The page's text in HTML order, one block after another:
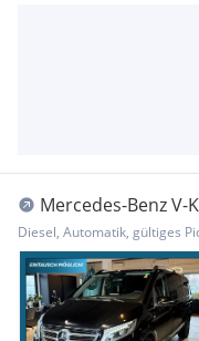
Mercedes-Benz V-
Matic Aut.
Diesel, Automatik, gültiges